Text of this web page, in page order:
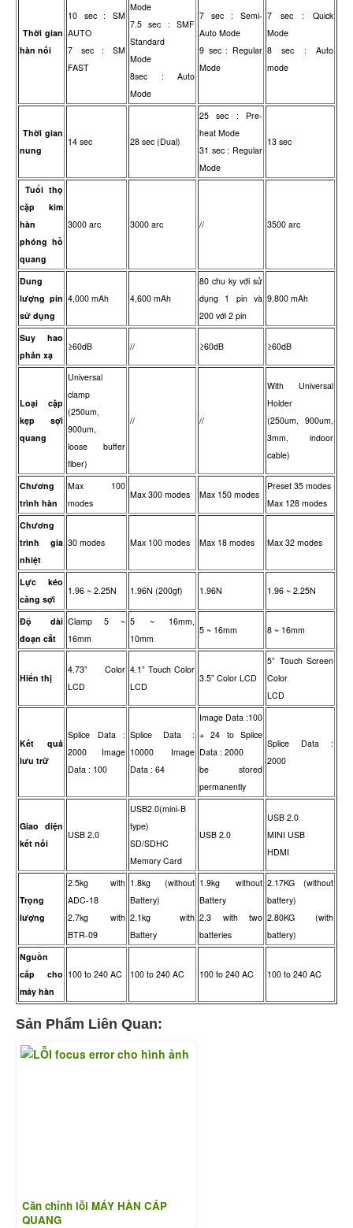
Thời gian
hàn nối
10 sec : SM
AUTO
7 sec : SM
FAST
Mode
7.5 sec : SMF
Standard
Mode
8sec : Auto
Mode
7 sec : Semi-
Auto Mode
9 sec : Regular
Mode
7 sec : Quick
Mode
8 sec : Auto
mode
Thời gian
nung
14 sec 28 sec (Dual)
25 sec : Pre-
heat Mode
31 sec : Regular
Mode
13 sec
Tuổi thọ
cặp kim
hàn
phóng hồ
quang
3000 arc 3000 arc // 3500 arc
Dung
lượng pin
sử dụng
4,000 mAh 4,600 mAh
80 chu ky với sử
dụng 1 pin và
200 với 2 pin
9,800 mAh
Suy hao
phản xạ
≥60dB // ≥60dB ≥60dB
Loại cặp
kẹp sợi
quang
Universal
clamp
(250um,
900um,
loose buffer
fiber)
// //
With Universal
Holder
(250um, 900um,
3mm, indoor
cable)
Chương
trình hàn
Max 100
modes
Max 300 modes Max 150 modes
Preset 35 modes
Max 128 modes
Chương
trình gia
nhiệt
30 modes Max 100 modes Max 18 modes Max 32 modes
Lực kéo
căng sợi
1.96 ~ 2.25N 1.96N (200gf) 1.96N 1.96 ~ 2.25N
Độ dài
đoạn cắt
Clamp 5 ~
16mm
5 ~ 16mm,
10mm
5 ~ 16mm 8 ~ 16mm
Hiển thị
4.73” Color
LCD
4.1” Touch Color
LCD
3.5” Color LCD
5” Touch Screen
Color
LCD
Kết quả
lưu trữ
Splice Data :
2000 Image
Data : 100
Splice Data :
10000 Image
Data : 64
Image Data :100
+ 24 to Splice
Data : 2000
be stored
permanently
Splice Data :
2000
Giao diện
kết nối
USB 2.0
USB2.0(mini-B
type)
SD/SDHC
Memory Card
USB 2.0
USB 2.0
MINI USB
HDMI
Trọng
lượng
2.5kg with
ADC-18
2.7kg with
BTR-09
1.8kg (without
Battery)
2.1kg with
Battery
1.9kg without
Battery
2.3 with two
batteries
2.17KG (without
battery)
2.80KG (with
battery)
Nguồn
cấp cho
máy hàn
100 to 240 AC 100 to 240 AC 100 to 240 AC 100 to 240 AC
Sản Phẩm Liên Quan:
Căn chỉnh lỗi MÁY HÀN CÁP
QUANG